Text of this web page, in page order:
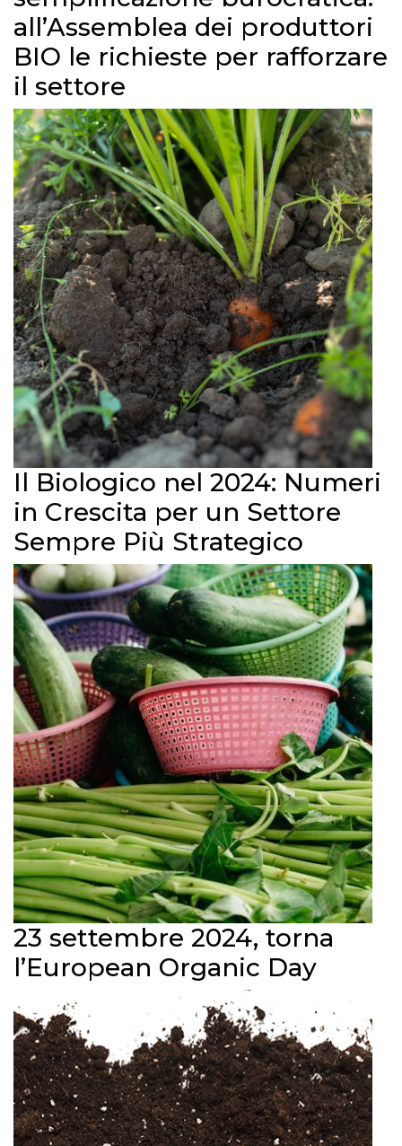
all’Assemblea dei produttori
BIO le richieste per rafforzare
il settore
Il Biologico nel 2024: Numeri
in Crescita per un Settore
Sempre Più Strategico
23 settembre 2024, torna
l’European Organic Day